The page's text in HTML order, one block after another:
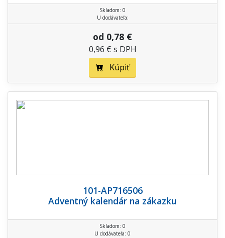
Skladom: 0
U dodávateľa:
od 0,78 €
0,96 € s DPH
Kúpiť
101-AP716506
Adventný kalendár na zákazku
Skladom: 0
U dodávateľa: 0